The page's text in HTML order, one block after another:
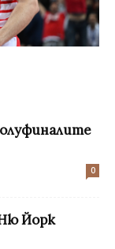
0
Йорк